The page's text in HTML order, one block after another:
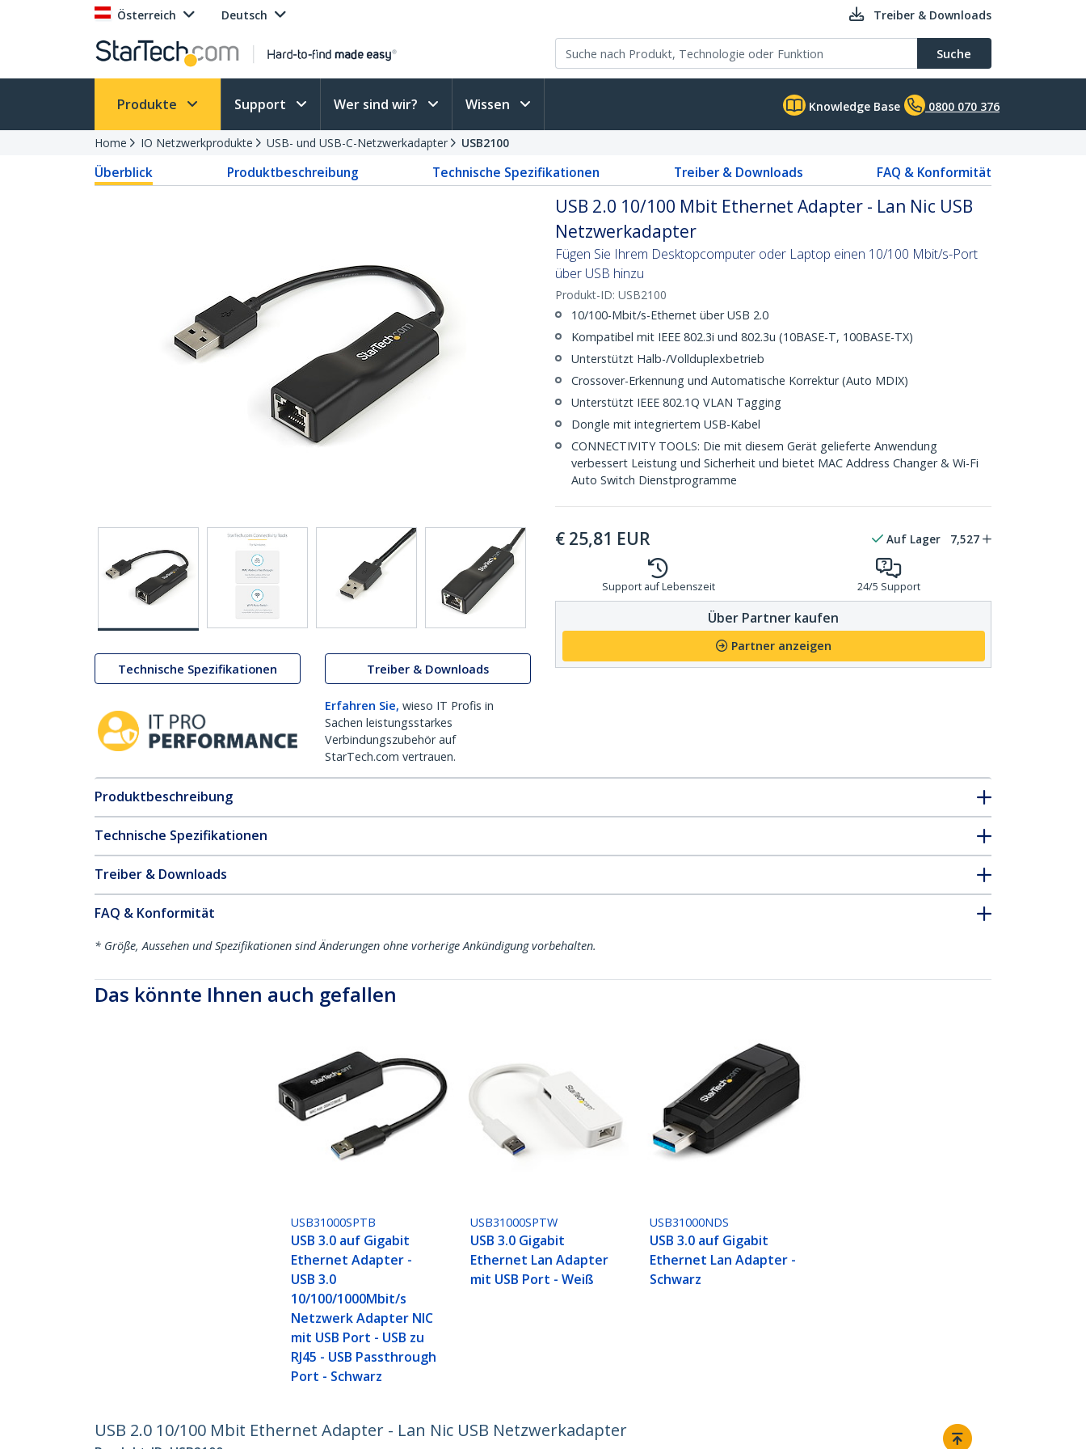
Österreich Deutsch Treiber & Downloads
Suche
Produkte Support Wer sind wir? Wissen Knowledge Base 0800 070 376
Home IO Netzwerkprodukte USB- und USB-C-Netzwerkadapter USB2100
Überblick Produktbeschreibung Technische Spezifikationen Treiber & Downloads FAQ & Konformität
Technische Spezifikationen Treiber & Downloads
Erfahren Sie, wieso IT Profis in
Sachen leistungsstarkes
Verbindungszubehör auf
StarTech.com vertrauen.
USB 2.0 10/100 Mbit Ethernet Adapter - Lan Nic USB
Netzwerkadapter
Fügen Sie Ihrem Desktopcomputer oder Laptop einen 10/100 Mbit/s-Port
über USB hinzu
Produkt-ID: USB2100
10/100-Mbit/s-Ethernet über USB 2.0
Kompatibel mit IEEE 802.3i und 802.3u (10BASE-T, 100BASE-TX)
Unterstützt Halb-/Vollduplexbetrieb
Crossover-Erkennung und Automatische Korrektur (Auto MDIX)
Unterstützt IEEE 802.1Q VLAN Tagging
Dongle mit integriertem USB-Kabel
CONNECTIVITY TOOLS: Die mit diesem Gerät gelieferte Anwendung
verbessert Leistung und Sicherheit und bietet MAC Address Changer & Wi-Fi
Auto Switch Dienstprogramme
€ 25,81 EUR Auf Lager 7,527
Support auf Lebenszeit 24/5 Support
Über Partner kaufen
Partner anzeigen
Produktbeschreibung
Technische Spezifikationen
Treiber & Downloads
FAQ & Konformität
* Größe, Aussehen und Spezifikationen sind Änderungen ohne vorherige Ankündigung vorbehalten.
Das könnte Ihnen auch gefallen
USB31000SPTB
USB 3.0 auf Gigabit
Ethernet Adapter -
USB 3.0
10/100/1000Mbit/s
Netzwerk Adapter NIC
mit USB Port - USB zu
RJ45 - USB Passthrough
Port - Schwarz
USB31000SPTW
USB 3.0 Gigabit
Ethernet Lan Adapter
mit USB Port - Weiß
USB31000NDS
USB 3.0 auf Gigabit
Ethernet Lan Adapter -
Schwarz
USB 2.0 10/100 Mbit Ethernet Adapter - Lan Nic USB Netzwerkadapter